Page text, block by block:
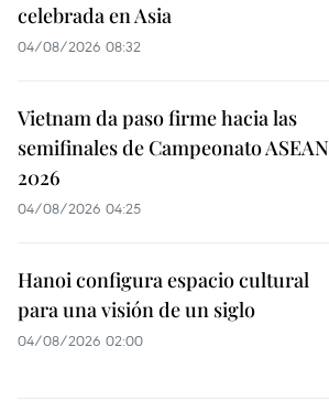
celebrada en Asia
04/08/2026 08:32
Vietnam da paso firme hacia las
semifinales de Campeonato ASEAN
2026
04/08/2026 04:25
Hanoi configura espacio cultural
para una visión de un siglo
04/08/2026 02:00